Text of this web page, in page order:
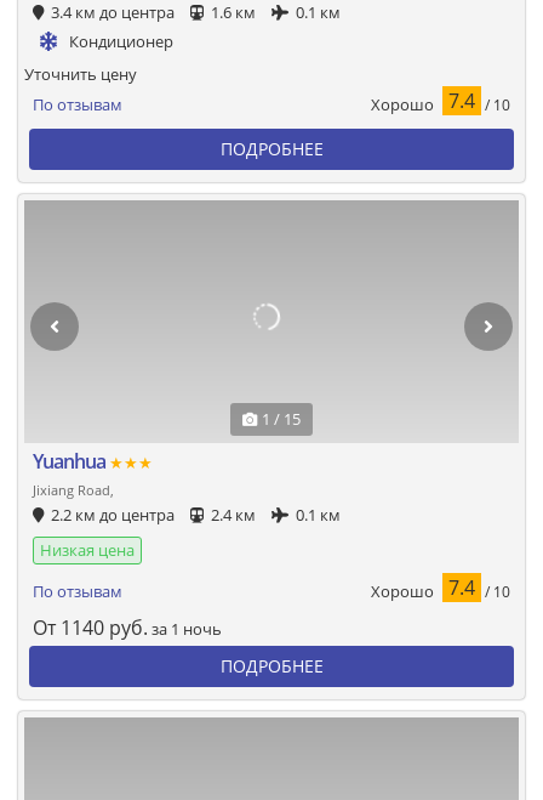
3.4 км до центра 1.6 км
0.1 км
Кондиционер
По отзывам Хорошо 7.4 / 10
Уточнить цену
ПОДРОБНЕЕ
1 / 15
Yuanhua ★★★
Jixiang Road,
2.2 км до центра 2.4 км
0.1 км
Низкая цена
По отзывам
Хорошо 7.4 / 10
От 1140 руб. за 1 ночь
ПОДРОБНЕЕ